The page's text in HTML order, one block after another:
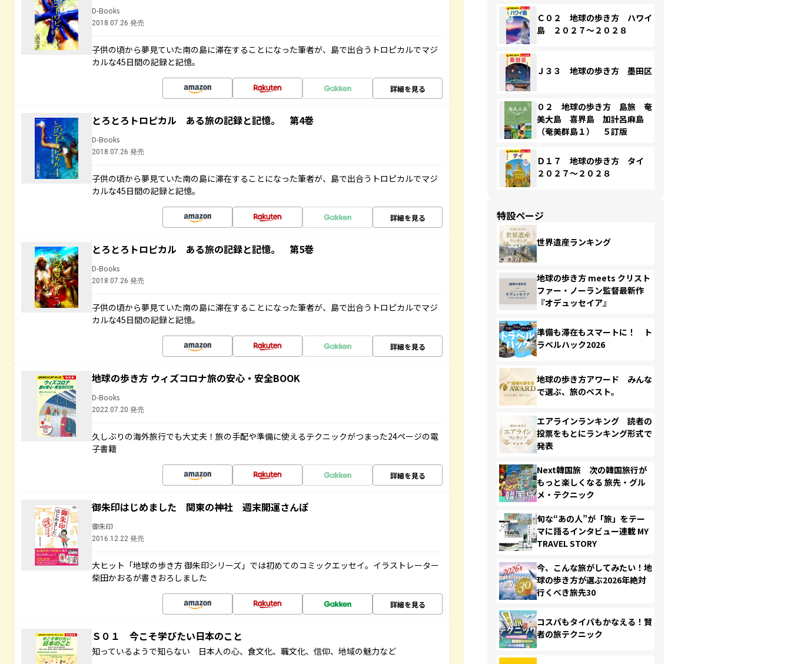
D-Books
2018.07.26 発売
子供の頃から夢見ていた南の島に滞在することになった筆者が、島で出合うトロピカルでマジ
カルな45日間の記録と記憶。
詳細を見る
とろとろトロピカル ある旅の記録と記憶。 第4巻
D-Books
2018.07.26 発売
子供の頃から夢見ていた南の島に滞在することになった筆者が、島で出合うトロピカルでマジ
カルな45日間の記録と記憶。
詳細を見る
とろとろトロピカル ある旅の記録と記憶。 第5巻
D-Books
2018.07.26 発売
子供の頃から夢見ていた南の島に滞在することになった筆者が、島で出合うトロピカルでマジ
カルな45日間の記録と記憶。
詳細を見る
地球の歩き方 ウィズコロナ旅の安心・安全BOOK
D-Books
2022.07.20 発売
久しぶりの海外旅行でも大丈夫！旅の手配や準備に使えるテクニックがつまった24ページの電
子書籍
詳細を見る
御朱印はじめました 関東の神社 週末開運さんぽ
御朱印
2016.12.22 発売
大ヒット「地球の歩き方 御朱印シリーズ」では初めてのコミックエッセイ。イラストレーター
柴田かおるが書きおろしました
詳細を見る
Ｓ０１ 今こそ学びたい日本のこと
知っているようで知らない 日本人の心、食文化、職文化、信仰、地域の魅力など
Ｃ０２ 地球の歩き方 ハワイ
島 ２０２７～２０２８
Ｊ３３ 地球の歩き方 墨田区
０２ 地球の歩き方 島旅 奄
美大島 喜界島 加計呂麻島
（奄美群島１） ５訂版
Ｄ１７ 地球の歩き方 タイ
２０２７～２０２８
特設ページ
世界遺産ランキング
地球の歩き方 meets クリスト
ファー・ノーラン監督最新作
『オデュッセイア』
準備も滞在もスマートに！ ト
ラベルハック2026
地球の歩き方アワード みんな
で選ぶ、旅のベスト。
エアラインランキング 読者の
投票をもとにランキング形式で
発表
Next韓国旅 次の韓国旅行が
もっと楽しくなる 旅先・グル
メ・テクニック
旬な“あの人”が「旅」をテー
マに語るインタビュー連載 MY
TRAVEL STORY
今、こんな旅がしてみたい！地
球の歩き方が選ぶ2026年絶対
行くべき旅先30
コスパもタイパもかなえる！賢
者の旅テクニック